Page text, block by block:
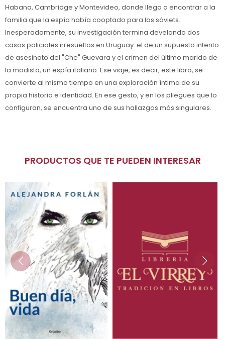
Habana, Cambridge y Montevideo, donde llega a encontrar a la
familia que la espía había cooptado para los sóviets.
Inesperadamente, su investigación termina develando dos
casos policiales irresueltos en Uruguay: el de un supuesto intento
de asesinato del "Che" Guevara y el crimen del último marido de
la modista, un espía italiano. Ese viaje, es decir, este libro, se
convierte al mismo tiempo en una exploración íntima de su
propia historia e identidad. En ese gesto, y en los pliegues que lo
configuran, se encuentra uno de sus hallazgos más singulares.
PRODUCTOS QUE TE PUEDEN INTERESAR